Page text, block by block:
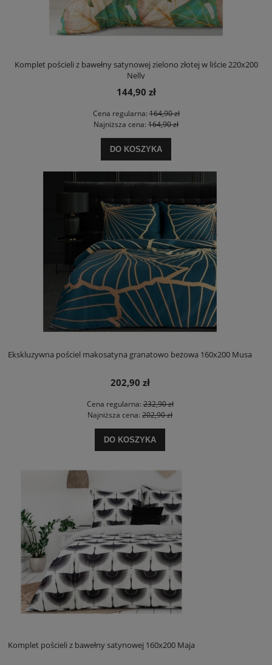
Komplet pościeli z bawełny satynowej zielono złotej w liście 220x200
Nelly
144,90 zł
Cena regularna:164,90 zł
Najniższa cena: 164,90 zł
DO KOSZYKA
Ekskluzywna pościel makosatyna granatowo beżowa 160x200 Musa
202,90 zł
Cena regularna:232,90 zł
Najniższa cena: 202,90 zł
DO KOSZYKA
Komplet pościeli z bawełny satynowej 160x200 Maja